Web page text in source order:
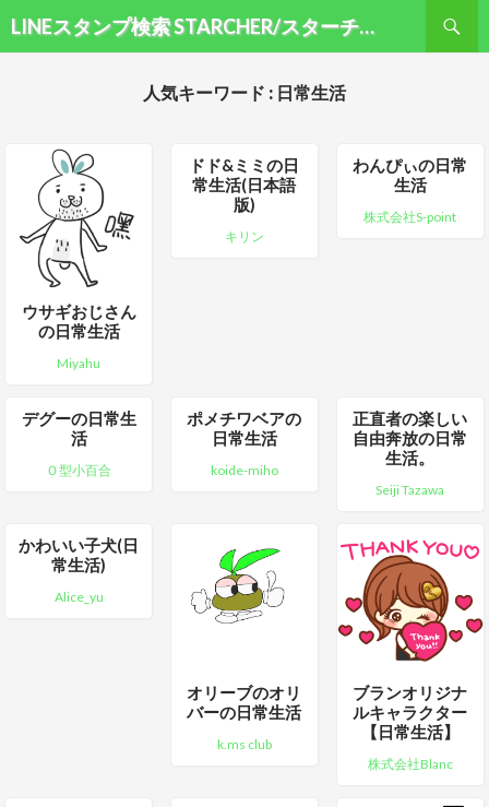
LINEスタンプ検索 STARCHER/スターチャー
人気キーワード : 日常生活
ウサギおじさん
の日常生活
Miyahu
ドド&ミミの日
常生活(日本語
版)
キリン
わんぴぃの日常
生活
株式会社S-point
デグーの日常生
活
Ｏ型小百合
ポメチワベアの
日常生活
koide-miho
正直者の楽しい
自由奔放の日常
生活。
Seiji Tazawa
かわいい子犬(日
常生活)
Alice_yu
オリーブのオリ
バーの日常生活
k.ms club
ブランオリジナ
ルキャラクター
【日常生活】
株式会社Blanc